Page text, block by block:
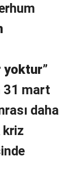
yoktur”
31 mart
daha
kriz